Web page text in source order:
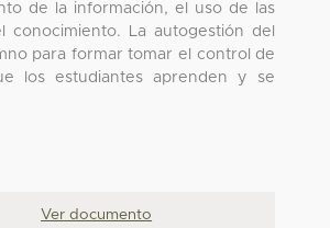
de la información, el uso de las
La autogestión del
para formar tomar el control de
los estudiantes aprenden y se
Ver documento